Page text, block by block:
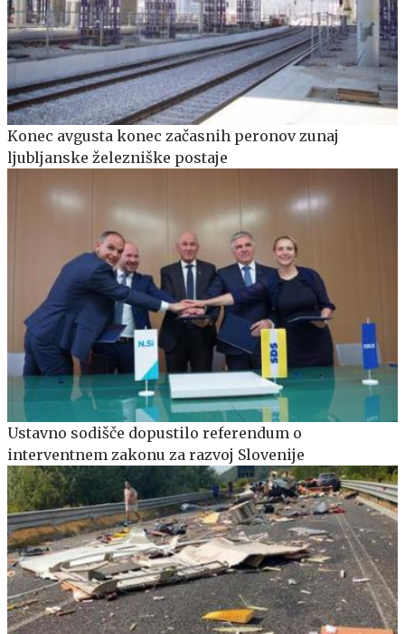
Konec avgusta konec začasnih peronov zunaj
ljubljanske železniške postaje
Ustavno sodišče dopustilo referendum o
interventnem zakonu za razvoj Slovenije